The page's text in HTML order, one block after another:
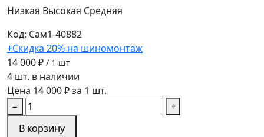
Низкая Высокая Средняя
Код: Сам1-40882
+Скидка 20% на шиномонтаж
14 000 ₽ / 1 шт
4 шт. в наличии
Цена 14 000 ₽ за 1 шт.
−
+
В корзину